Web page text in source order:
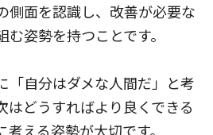
側面を認識し、改善が必要な
姿勢を持つことです。
「自分はダメな人間だ」と考
はどうすればより良くできる
える姿勢が大切です。